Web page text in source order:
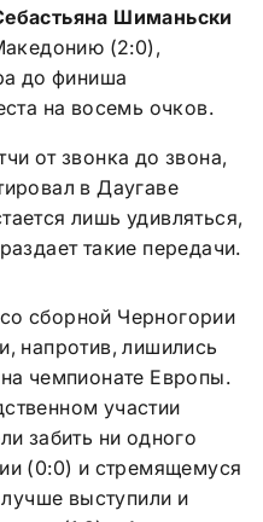
Шиманьски
(2:0),
до финиша
на восемь очков.
от звонка до звона,
в Даугаве
лишь удивляться,
такие передачи.
со сборной Черногории
напротив, лишились
чемпионате Европы.
участии
забить ни одного
(0:0) и стремящемуся
выступили и